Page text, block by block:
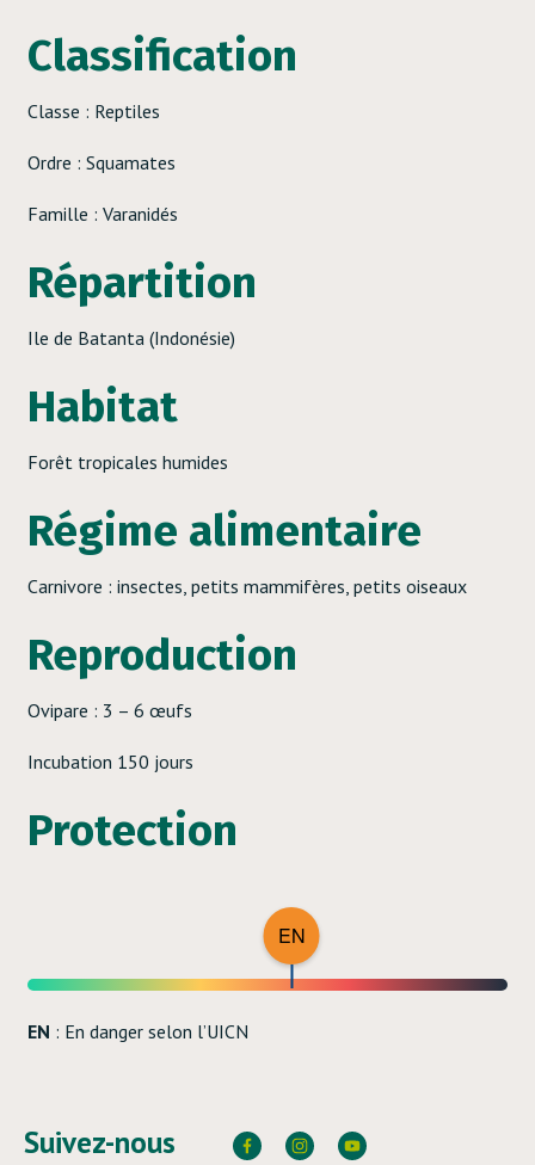
Classification
Classe : Reptiles
Ordre : Squamates
Famille : Varanidés
Répartition
Ile de Batanta (Indonésie)
Habitat
Forêt tropicales humides
Régime alimentaire
Carnivore : insectes, petits mammifères, petits oiseaux
Reproduction
Ovipare : 3 – 6 œufs
Incubation 150 jours
Protection
EN
EN : En danger selon l’UICN
Suivez-nous